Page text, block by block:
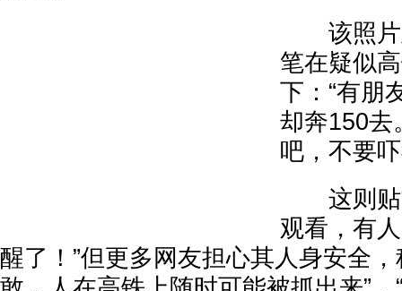
该照片
笔在疑似
下：“有朋
却奔150去
吧，不要
这则贴
观看，有
醒了！”但更多网友担心其人身安全